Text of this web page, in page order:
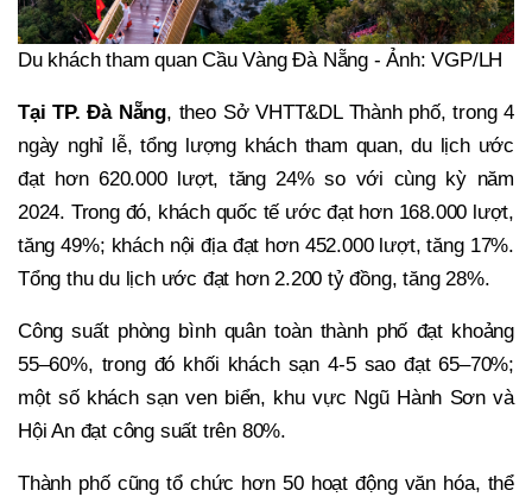
Du khách tham quan Cầu Vàng Đà Nẵng - Ảnh: VGP/LH
Tại TP. Đà Nẵng, theo Sở VHTT&DL Thành phố, trong 4
ngày nghỉ lễ, tổng lượng khách tham quan, du lịch ước
đạt hơn 620.000 lượt, tăng 24% so với cùng kỳ năm
2024. Trong đó, khách quốc tế ước đạt hơn 168.000 lượt,
tăng 49%; khách nội địa đạt hơn 452.000 lượt, tăng 17%.
Tổng thu du lịch ước đạt hơn 2.200 tỷ đồng, tăng 28%.
Công suất phòng bình quân toàn thành phố đạt khoảng
55–60%, trong đó khối khách sạn 4-5 sao đạt 65–70%;
một số khách sạn ven biển, khu vực Ngũ Hành Sơn và
Hội An đạt công suất trên 80%.
Thành phố cũng tổ chức hơn 50 hoạt động văn hóa, thể